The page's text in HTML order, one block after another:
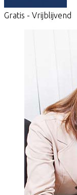
Gratis - Vrijblijvend